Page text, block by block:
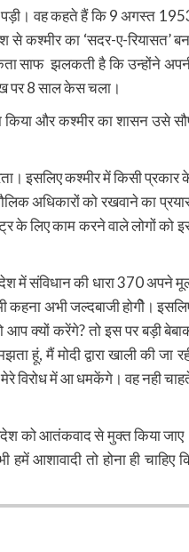
पड़ी। वह कहते हैं कि 9 अगस्त
कश्मीर का ‘सदर-ए-रियासत’
साफ झलकती है कि उन्होंने
पर 8 साल केस चला।
किया और कश्मीर का शासन उसे
इसलिए कश्मीर में किसी प्रकार
अधिकारों को रखवाने का
के लिए काम करने वाले लोगों को
में संविधान की धारा 370 अपने
कहना अभी जल्दबाजी होगीे।
क्यों करेंगे? तो इस पर बड़ी
हूं, मैं मोदी द्वारा खाली की जा
विरोध में आ धमकेंगे। वह नही
को आतंकवाद से मुक्त किया
आशावादी तो होना ही चाहिए